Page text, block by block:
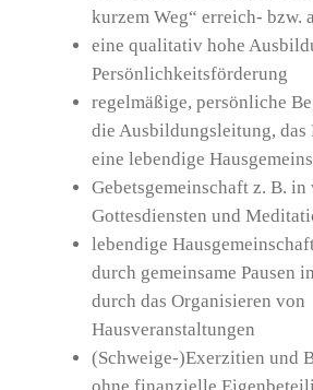
kurzem Weg“ erreich- bzw.
eine qualitativ hohe
Persönlichkeitsförderung
regelmäßige, persönliche
die Ausbildungsleitung, das
eine lebendige
Gebetsgemeinschaft z. B.
Gottesdiensten und
lebendige
durch gemeinsame Pausen
durch das Organisieren von
Hausveranstaltungen
(Schweige-)Exerzitien und